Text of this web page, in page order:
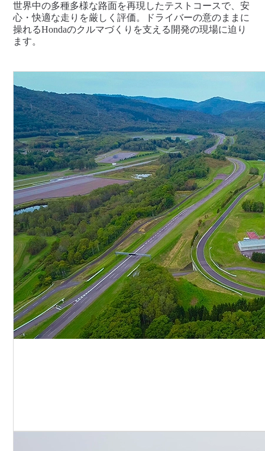
世界中の多種多様な路面を再現したテストコースで、安
心・快適な走りを厳しく評価。ドライバーの意のままに
操れるHondaのクルマづくりを支える開発の現場に迫り
ます。